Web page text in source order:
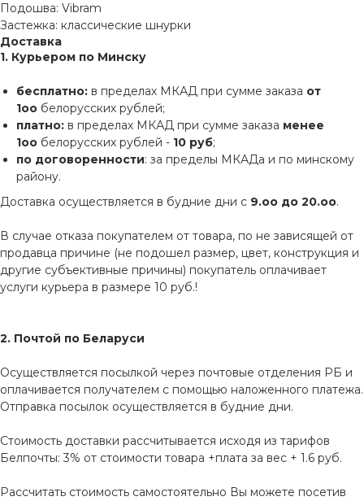
Подошва: Vibram
Застежка: классические шнурки
Доставка
1. Курьером по Минску
бесплатно: в пределах МКАД при сумме заказа от
1оо белорусских рублей;
платно: в пределах МКАД при сумме заказа менее
1оо белорусских рублей - 10 руб;
по договоренности: за пределы МКАДа и по минскому
району.
Доставка осуществляется в будние дни с 9.оо до 20.оо.
В случае отказа покупателем от товара, по не зависящей от
продавца причине (не подошел размер, цвет, конструкция и
другие субъективные причины) покупатель оплачивает
услуги курьера в размере 10 руб.!
2. Почтой по Беларуси
Осуществляется посылкой через почтовые отделения РБ и
оплачивается получателем с помощью наложенного платежа.
Отправка посылок осуществляется в будние дни.
Стоимость доставки рассчитывается исходя из тарифов
Белпочты: 3% от стоимости товара +плата за вес + 1.6 руб.
Рассчитать стоимость самостоятельно Вы можете посетив